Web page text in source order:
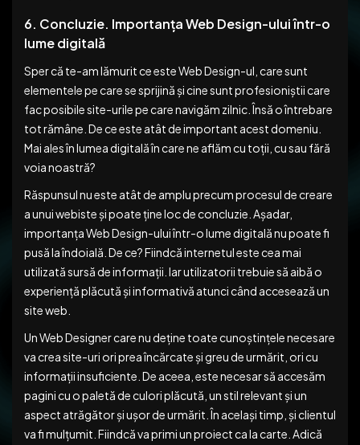
6. Concluzie. Importanța Web Design-ului într-o
lume digitală
Sper că te-am lămurit ce este Web Design-ul, care sunt
elementele pe care se sprijină și cine sunt profesioniștii care
fac posibile site-urile pe care navigăm zilnic. Însă o întrebare
tot rămâne. De ce este atât de important acest domeniu.
Mai ales în lumea digitală în care ne aflăm cu toții, cu sau fără
voia noastră?
Răspunsul nu este atât de amplu precum procesul de creare
a unui webiste și poate ține loc de concluzie. Așadar,
importanța Web Design-ului într-o lume digitală nu poate fi
pusă la îndoială. De ce? Fiindcă internetul este cea mai
utilizată sursă de informații. Iar utilizatorii trebuie să aibă o
experiență plăcută și informativă atunci când accesează un
site web.
Un Web Designer care nu deține toate cunoștințele necesare
va crea site-uri ori prea încărcate și greu de urmărit, ori cu
informații insuficiente. De aceea, este necesar să accesăm
pagini cu o paletă de culori plăcută, un stil relevant și un
aspect atrăgător și ușor de urmărit. În același timp, și clientul
va fi mulțumit. Fiindcă va primi un proiect ca la carte. Adică